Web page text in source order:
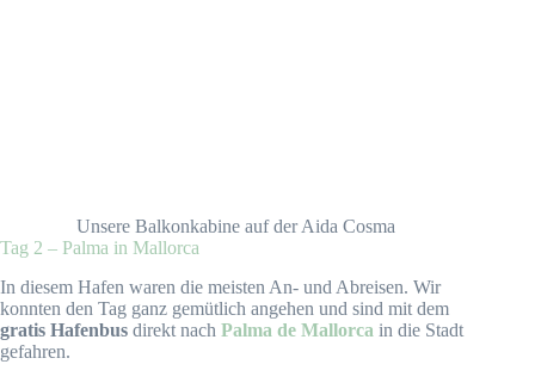
Unsere Balkonkabine auf der Aida Cosma
Tag 2 – Palma in Mallorca
In diesem Hafen waren die meisten An- und Abreisen. Wir
konnten den Tag ganz gemütlich angehen und sind mit dem
gratis Hafenbus direkt nach Palma de Mallorca in die Stadt
gefahren.